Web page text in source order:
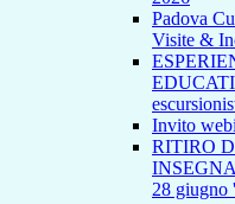
Padova
Visite &
Invito
RITIRO
28 giugno